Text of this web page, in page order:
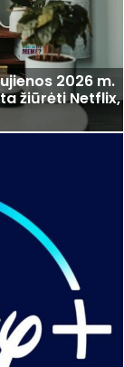
2026 m.
žiūrėti Netflix,